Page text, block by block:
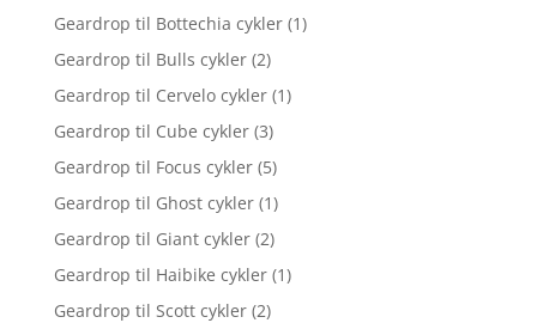
Geardrop til Bottechia cykler (1)
Geardrop til Bulls cykler (2)
Geardrop til Cervelo cykler (1)
Geardrop til Cube cykler (3)
Geardrop til Focus cykler (5)
Geardrop til Ghost cykler (1)
Geardrop til Giant cykler (2)
Geardrop til Haibike cykler (1)
Geardrop til Scott cykler (2)